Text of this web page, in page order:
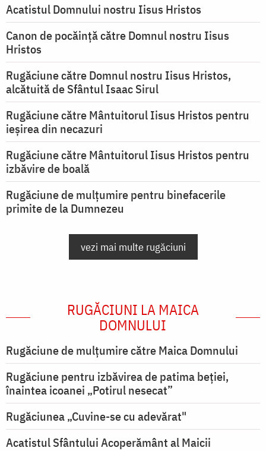
Acatistul Domnului nostru Iisus Hristos
Canon de pocăință către Domnul nostru Iisus
Hristos
Rugăciune către Domnul nostru Iisus Hristos,
alcătuită de Sfântul Isaac Sirul
Rugăciune către Mântuitorul Iisus Hristos pentru
ieşirea din necazuri
Rugăciune către Mântuitorul Iisus Hristos pentru
izbăvire de boală
Rugăciune de mulțumire pentru binefacerile
primite de la Dumnezeu
vezi mai multe rugăciuni
RUGĂCIUNI LA MAICA
DOMNULUI
Rugăciune de mulţumire către Maica Domnului
Rugăciune pentru izbăvirea de patima beției,
înaintea icoanei „Potirul nesecat”
Rugăciunea „Cuvine-se cu adevărat"
Acatistul Sfântului Acoperământ al Maicii